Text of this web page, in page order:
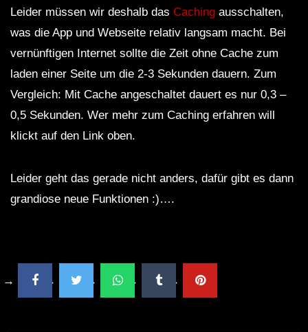
Leider müssen wir deshalb das Caching ausschalten,
was die App und Webseite relativ langsam macht. Bei
vernünftigen Internet sollte die Zeit ohne Cache zum
laden einer Seite um die 2-3 Sekunden dauern. Zum
Vergleich: Mit Cache angeschaltet dauert es nur 0,3 –
0,5 Sekunden. Wer mehr zum Caching erfahren will
klickt auf den Link oben.
Leider geht das gerade nicht anders, dafür gibt es dann
grandiose neue Funktionen :)….